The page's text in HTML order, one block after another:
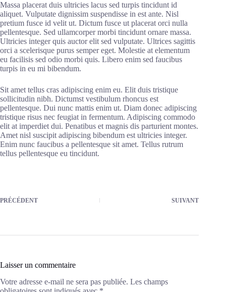
Massa placerat duis ultricies lacus sed turpis tincidunt id
aliquet. Vulputate dignissim suspendisse in est ante. Nisl
pretium fusce id velit ut. Dictum fusce ut placerat orci nulla
pellentesque. Sed ullamcorper morbi tincidunt ornare massa.
Ultricies integer quis auctor elit sed vulputate. Ultrices sagittis
orci a scelerisque purus semper eget. Molestie at elementum
eu facilisis sed odio morbi quis. Libero enim sed faucibus
turpis in eu mi bibendum.
Sit amet tellus cras adipiscing enim eu. Elit duis tristique
sollicitudin nibh. Dictumst vestibulum rhoncus est
pellentesque. Dui nunc mattis enim ut. Diam donec adipiscing
tristique risus nec feugiat in fermentum. Adipiscing commodo
elit at imperdiet dui. Penatibus et magnis dis parturient montes.
Amet nisl suscipit adipiscing bibendum est ultricies integer.
Enim nunc faucibus a pellentesque sit amet. Tellus rutrum
tellus pellentesque eu tincidunt.
PRÉCÉDENT SUIVANT
Laisser un commentaire
Votre adresse e-mail ne sera pas publiée. Les champs